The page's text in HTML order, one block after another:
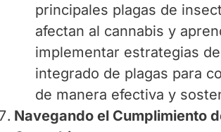
principales plagas de
afectan al cannabis y
implementar estrategias
integrado de plagas para
de manera efectiva y
Navegando el Cumplimiento